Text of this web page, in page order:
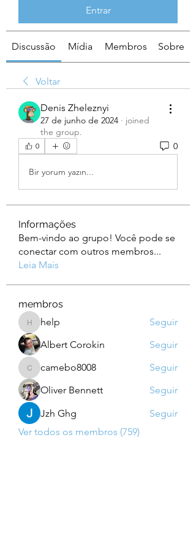
Entrar
Discussão Mídia Membros Sobre
Voltar
Denis Zheleznyi
27 de junho de 2024 · joined
the group.
0 0
Bir yorum yazın...
Informações
Bem-vindo ao grupo! Você pode se
conectar com outros membros...
Leia Mais
membros
helphelp
Seguir
Albert Corokin
Seguir
camebo8008
camebo8008
Seguir
Oliver Bennett
Seguir
Jzh Ghg
Seguir
Ver todos os membros (759)